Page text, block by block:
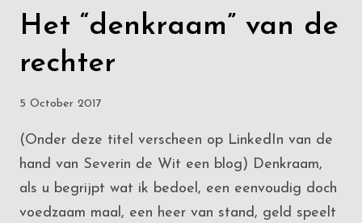
Het “denkraam” van de
rechter
5 October 2017
(Onder deze titel verscheen op LinkedIn van de
hand van Severin de Wit een blog) Denkraam,
als u begrijpt wat ik bedoel, een eenvoudig doch
voedzaam maal, een heer van stand, geld speelt